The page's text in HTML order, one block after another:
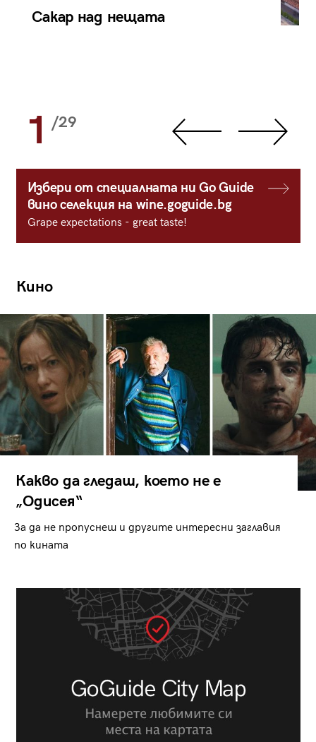
Сакар над нещата
1 /29
Избери от специалната ни Go Guide
вино селекция на wine.goguide.bg
Grape expectations - great taste!
Кино
Какво да гледаш, което не е
„Одисея“
За да не пропуснеш и другите интересни заглавия
по кината